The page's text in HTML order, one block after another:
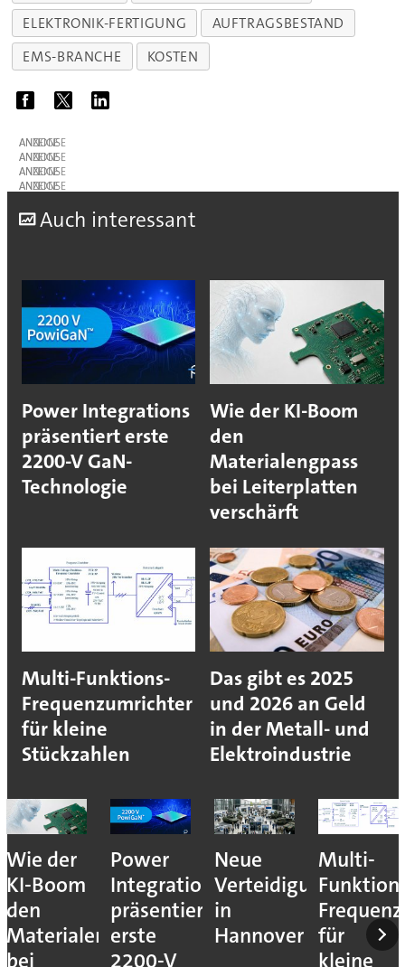
ELEKTRONIK-FERTIGUNG
AUFTRAGSBESTAND
EMS-BRANCHE
KOSTEN
ANZEIGE
ANZEIGE
ANZEIGE
ANZEIGE
Auch interessant
Power Integrations
präsentiert erste
2200-V GaN-
Technologie
Wie der KI-Boom
den
Materialengpass
bei Leiterplatten
verschärft
Multi-Funktions-
Frequenzumrichter
für kleine
Stückzahlen
Das gibt es 2025
und 2026 an Geld
in der Metall- und
Elektroindustrie
Wie der
KI-Boom
den
Materialengpass
bei
Power
Integrations
präsentiert
erste
2200-V
Neue
Verteidigungsmesse
in
Hannover
Multi-
für
kleine